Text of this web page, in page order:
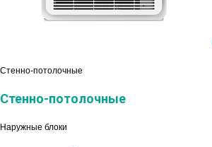
Стенно-потолочные
Стенно-потолочные
Наружные блоки